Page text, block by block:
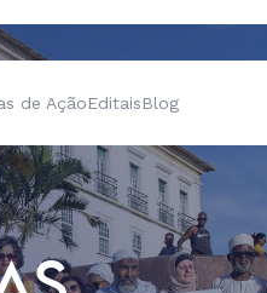
de AçãoEditaisBlog